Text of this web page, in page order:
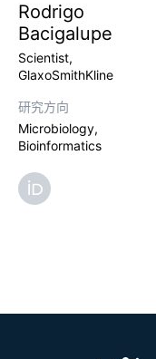
Rodrigo
Bacigalupe
Scientist,
GlaxoSmithKline
研究方向
Microbiology,
Bioinformatics